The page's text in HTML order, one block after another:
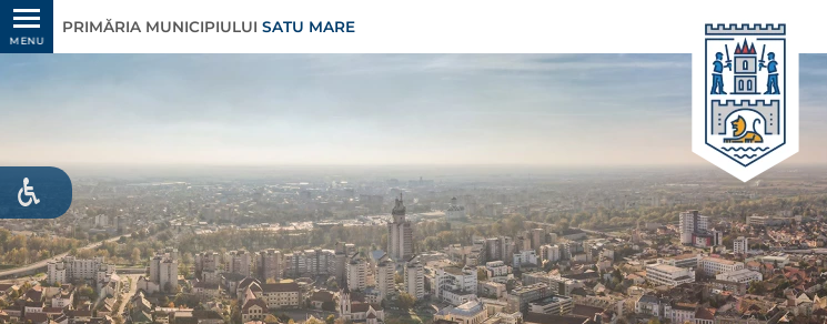
MENU
PRIMĂRIA MUNICIPIULUI SATU MARE